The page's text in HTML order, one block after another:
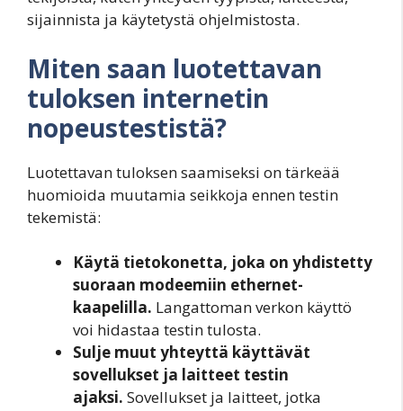
sijainnista ja käytetystä ohjelmistosta.
Miten saan luotettavan
tuloksen internetin
nopeustestistä?
Luotettavan tuloksen saamiseksi on tärkeää
huomioida muutamia seikkoja ennen testin
tekemistä:
Käytä tietokonetta, joka on yhdistetty
suoraan modeemiin ethernet-
kaapelilla. Langattoman verkon käyttö
voi hidastaa testin tulosta.
Sulje muut yhteyttä käyttävät
sovellukset ja laitteet testin
ajaksi. Sovellukset ja laitteet, jotka